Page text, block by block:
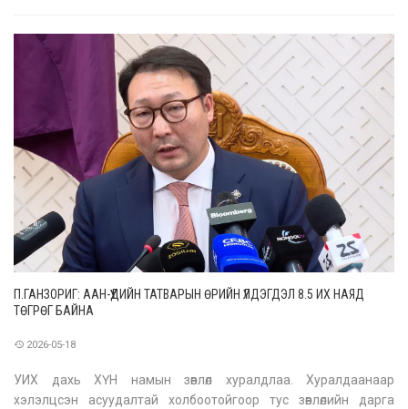
гадуурх
П.ГАНЗОРИГ: ААН-ҮҮДИЙН ТАТВАРЫН ӨРИЙН ҮЛДЭГДЭЛ 8.5 ИХ НАЯД
ТӨГРӨГ БАЙНА
2026-05-18
УИХ дахь ХҮН намын зөвлөл хуралдлаа. Хуралдаанаар
хэлэлцсэн асуудалтай холбоотойгоор тус зөвлөлийн дарга